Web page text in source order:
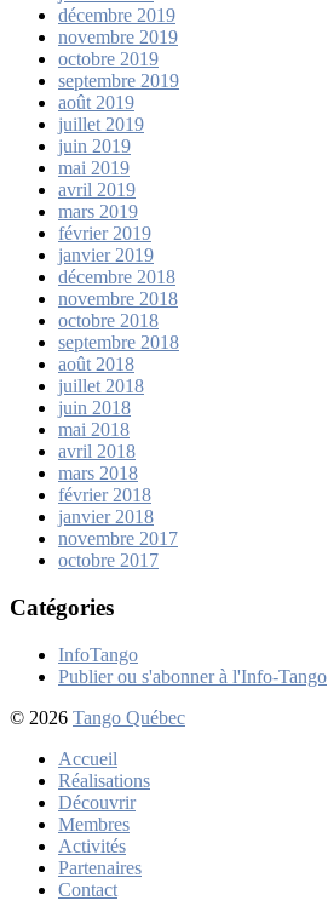
décembre 2019
novembre 2019
octobre 2019
septembre 2019
août 2019
juillet 2019
juin 2019
mai 2019
avril 2019
mars 2019
février 2019
janvier 2019
décembre 2018
novembre 2018
octobre 2018
septembre 2018
août 2018
juillet 2018
juin 2018
mai 2018
avril 2018
mars 2018
février 2018
janvier 2018
novembre 2017
octobre 2017
Catégories
InfoTango
Publier ou s'abonner à l'Info-Tango
© 2026 Tango Québec
Accueil
Réalisations
Découvrir
Membres
Activités
Partenaires
Contact